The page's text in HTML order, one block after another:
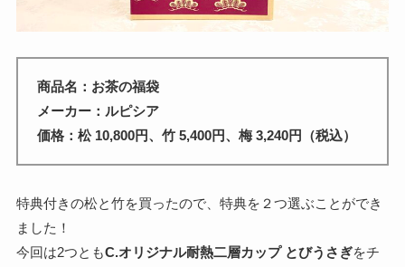
商品名：お茶の福袋
メーカー：ルピシア
価格：松 10,800円、竹 5,400円、梅 3,240円（税込）
特典付きの松と竹を買ったので、特典を２つ選ぶことができ
ました！
今回は2つともC.オリジナル耐熱二層カップ とびうさぎをチ